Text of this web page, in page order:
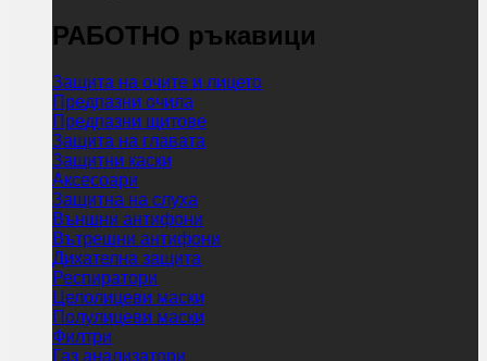
РАБОТНО ръкавици
Защита на очите и лицето
Предпазни очила
Предпазни щитове
Защита на главата
Защитни каски
Аксесоари
Защитна на слуха
Външни антифони
Вътрешни антифони
Дихателна защита
Респиратори
Целолицеви маски
Полулицеви маски
Филтри
Газ анализатори